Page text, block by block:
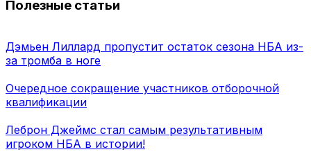
Полезные статьи
Дэмьен Лиллард пропустит остаток сезона НБА из-
за тромба в ноге
Очередное сокращение участников отборочной
квалификации
Леброн Джеймс стал самым результативным
игроком НБА в истории!